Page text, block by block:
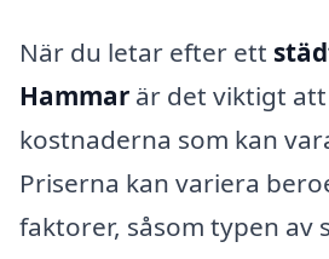
När du letar efter ett
Hammar är det viktigt
kostnaderna som kan
Priserna kan variera
faktorer, såsom typen av